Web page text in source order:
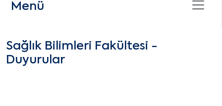
Menü
Sağlık Bilimleri Fakültesi -
Duyurular